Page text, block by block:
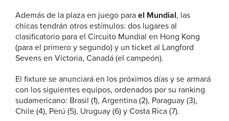
Además de la plaza en juego para el Mundial, las
chicas tendrán otros estímulos: dos lugares al
clasificatorio para el Circuito Mundial en Hong Kong
(para el primero y segundo) y un ticket al Langford
Sevens en Victoria, Canadá (el campeón).
El fixture se anunciará en los próximos días y se armará
con los siguientes equipos, ordenados por su ranking
sudamericano: Brasil (1), Argentina (2), Paraguay (3),
Chile (4), Perú (5), Uruguay (6) y Costa Rica (7).